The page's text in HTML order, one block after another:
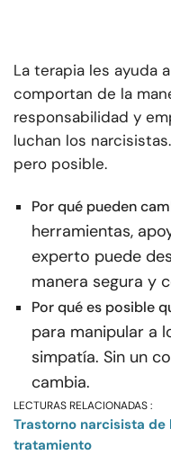
La terapia les ayuda
comportan de la
responsabilidad y
luchan los
pero posible.
Por qué pueden
herramientas,
experto puede
manera segura y
Por qué es posible
para manipular a
simpatía. Sin un
cambia.
LECTURAS RELACIONADAS :
Trastorno narcisista de
tratamiento